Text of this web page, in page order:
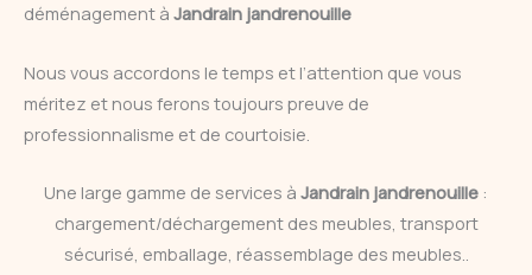
déménagement à Jandrain jandrenouille
Nous vous accordons le temps et l’attention que vous
méritez et nous ferons toujours preuve de
professionnalisme et de courtoisie.
Une large gamme de services à Jandrain jandrenouille :
chargement/déchargement des meubles, transport
sécurisé, emballage, réassemblage des meubles..